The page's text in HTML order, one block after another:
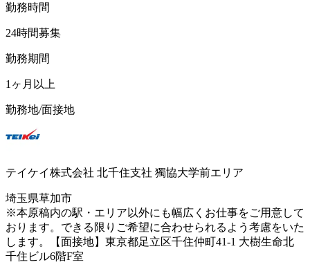
勤務時間
24時間募集
勤務期間
1ヶ月以上
勤務地/面接地
テイケイ株式会社 北千住支社 獨協大学前エリア
埼玉県草加市
※本原稿内の駅・エリア以外にも幅広くお仕事をご用意して
おります。できる限りご希望に合わせられるよう考慮をいた
します。【面接地】東京都足立区千住仲町41-1 大樹生命北
千住ビル6階F室